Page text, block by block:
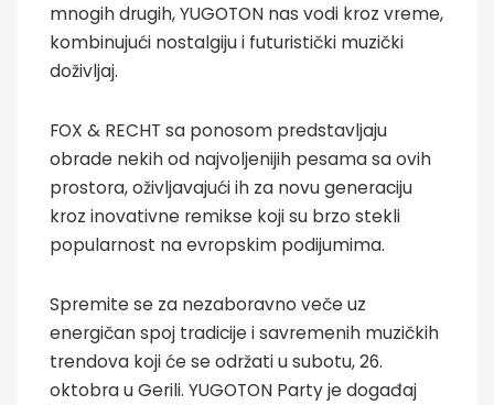
mnogih drugih, YUGOTON nas vodi kroz vreme,
kombinujući nostalgiju i futuristički muzički
doživljaj.
FOX & RECHT sa ponosom predstavljaju
obrade nekih od najvoljenijih pesama sa ovih
prostora, oživljavajući ih za novu generaciju
kroz inovativne remikse koji su brzo stekli
popularnost na evropskim podijumima.
Spremite se za nezaboravno veče uz
energičan spoj tradicije i savremenih muzičkih
trendova koji će se održati u subotu, 26.
oktobra u Gerili. YUGOTON Party je događaj